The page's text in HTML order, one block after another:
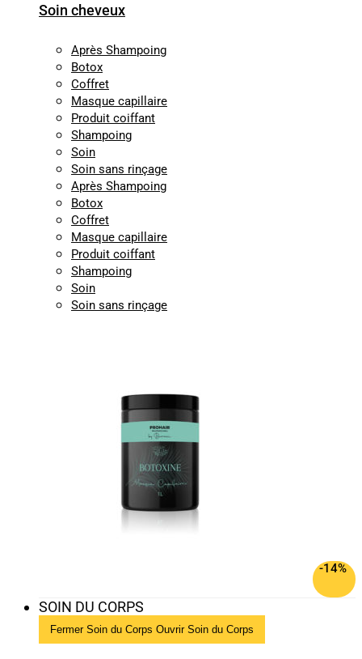
Soin cheveux
Après Shampoing
Botox
Coffret
Masque capillaire
Produit coiffant
Shampoing
Soin
Soin sans rinçage
Après Shampoing
Botox
Coffret
Masque capillaire
Produit coiffant
Shampoing
Soin
Soin sans rinçage
-14%
SOIN DU CORPS
Fermer Soin du Corps Ouvrir Soin du Corps